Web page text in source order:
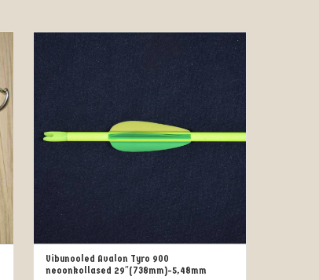
OUT OF STOCK
Vibunooled Avalon Tyro 900
neoonkollased 29″(738mm)-5,48mm